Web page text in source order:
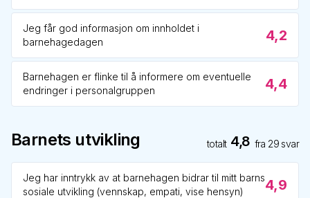
Jeg får god informasjon om innholdet i
barnehagedagen
4,2
Barnehagen er flinke til å informere om eventuelle
endringer i personalgruppen
4,4
Barnets utvikling totalt 4,8 fra 29 svar
Jeg har inntrykk av at barnehagen bidrar til mitt barns
sosiale utvikling (vennskap, empati, vise hensyn)
4,9